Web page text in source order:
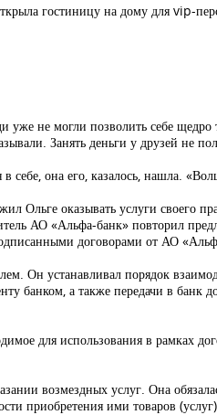
гостиницу на дому для
не могли позволить себе щедро
Занять деньги у друзей не
себе, она его, казалось, нашла.
оказывать услуги своего
АО «Альфа-банк» повторил
договорами от АО
Он устанавливал порядок
банком, а также передачи в
для использования в рамках
возмездных услуг. Она
приобретения ими товаров